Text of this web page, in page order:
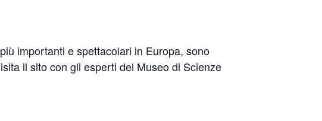
importanti e spettacolari in Europa, sono
il sito con gli esperti del Museo di Scienze